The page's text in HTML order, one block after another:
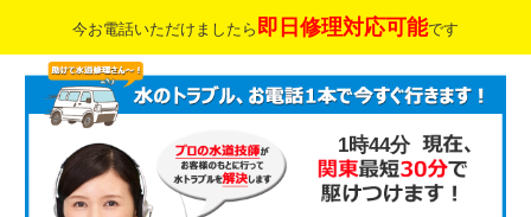
今お電話いただけましたら 即日修理対応可能です
1時44分